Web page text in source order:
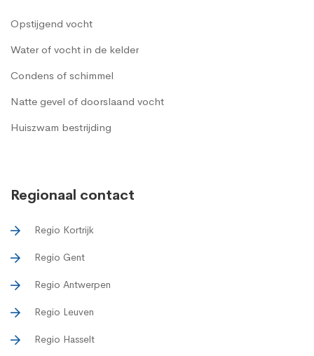
Opstijgend vocht
Water of vocht in de kelder
Condens of schimmel
Natte gevel of doorslaand vocht
Huiszwam bestrijding
Regionaal contact
Regio Kortrijk
Regio Gent
Regio Antwerpen
Regio Leuven
Regio Hasselt